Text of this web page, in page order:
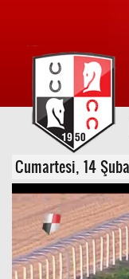
Cumartesi, 14